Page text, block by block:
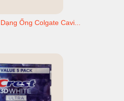
Ống Colgate Cavi...